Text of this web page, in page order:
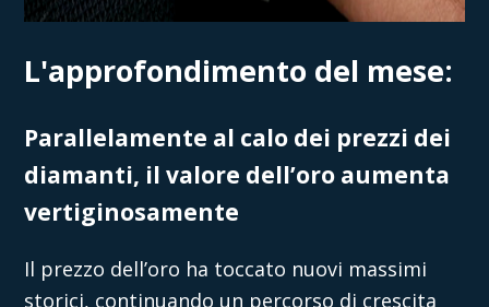
L'approfondimento del mese:
Parallelamente al calo dei prezzi dei
diamanti, il valore dell’oro aumenta
vertiginosamente
Il prezzo dell’oro ha toccato nuovi massimi
storici, continuando un percorso di crescita